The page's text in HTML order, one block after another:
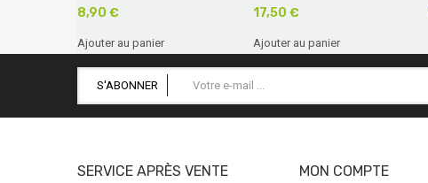
8,90 €
Ajouter au panier
17,50 €
Ajouter au panier
S'ABONNER
SERVICE APRÈS VENTE MON COMPTE